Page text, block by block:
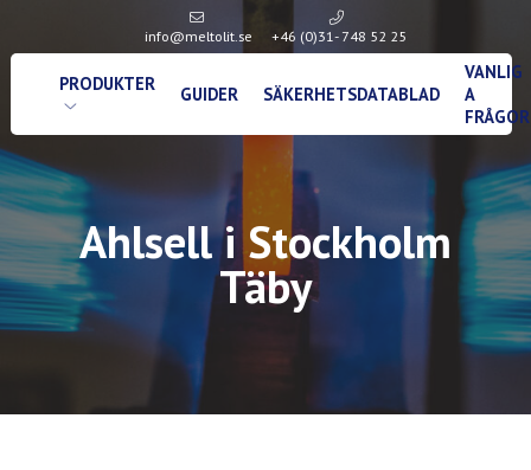
info@meltolit.se +46 (0)31- 748 52 25
PRODUKTER GUIDER SÄKERHETSDATABLAD
VANLIG
A
FRÅGOR
Ahlsell i Stockholm
Täby